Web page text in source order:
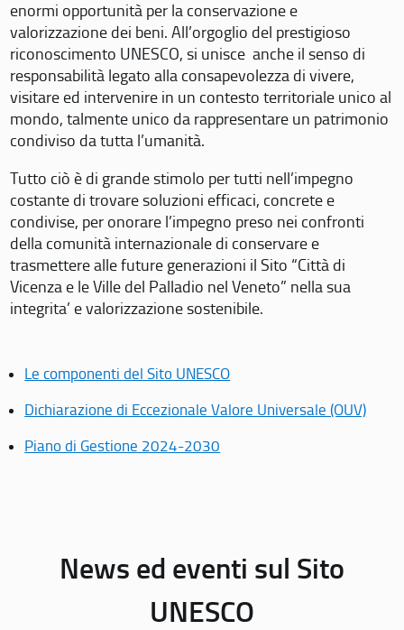
enormi opportunità per la conservazione e
valorizzazione dei beni. All’orgoglio del prestigioso
riconoscimento UNESCO, si unisce anche il senso di
responsabilità legato alla consapevolezza di vivere,
visitare ed intervenire in un contesto territoriale unico al
mondo, talmente unico da rappresentare un patrimonio
condiviso da tutta l’umanità.
Tutto ciò è di grande stimolo per tutti nell’impegno
costante di trovare soluzioni efficaci, concrete e
condivise, per onorare l’impegno preso nei confronti
della comunità internazionale di conservare e
trasmettere alle future generazioni il Sito “Città di
Vicenza e le Ville del Palladio nel Veneto” nella sua
integrita’ e valorizzazione sostenibile.
Le componenti del Sito UNESCO
Dichiarazione di Eccezionale Valore Universale (OUV)
Piano di Gestione 2024-2030
News ed eventi sul Sito
UNESCO